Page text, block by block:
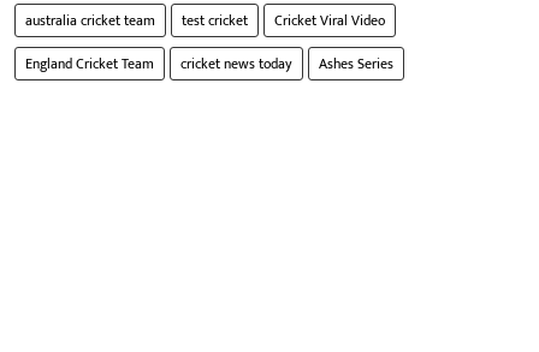
australia cricket team test cricket
Cricket Viral Video
England Cricket Team
cricket news today Ashes Series